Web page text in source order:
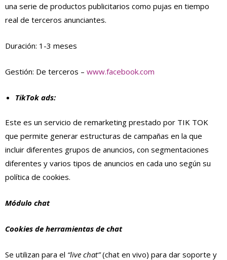
una serie de productos publicitarios como pujas en tiempo
real de terceros anunciantes.
Duración: 1-3 meses
Gestión: De terceros – www.facebook.com
TikTok ads:
Este es un servicio de remarketing prestado por TIK TOK
que permite generar estructuras de campañas en la que
incluir diferentes grupos de anuncios, con segmentaciones
diferentes y varios tipos de anuncios en cada uno según su
política de cookies.
Módulo chat
Cookies de herramientas de chat
Se utilizan para el “live chat”(chat en vivo) para dar soporte y